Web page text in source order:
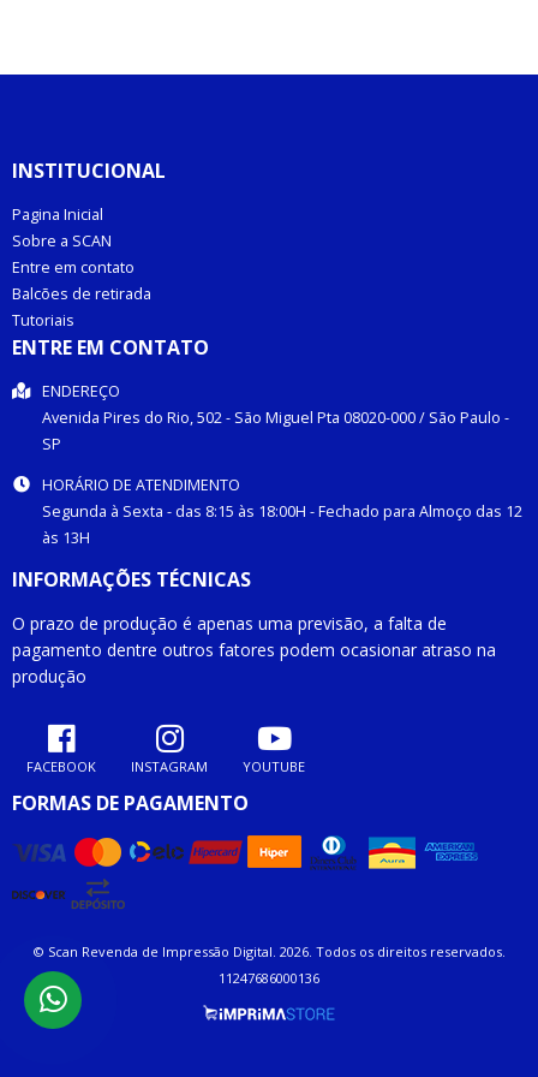
INSTITUCIONAL
Pagina Inicial
Sobre a SCAN
Entre em contato
Balcões de retirada
Tutoriais
ENTRE EM CONTATO
ENDEREÇO
Avenida Pires do Rio, 502 - São Miguel Pta 08020-000/ São Paulo -
SP
HORÁRIO DE ATENDIMENTO
Segunda à Sexta - das 8:15 às 18:00H - Fechado para Almoço das 12
às 13H
INFORMAÇÕES TÉCNICAS
O prazo de produção é apenas uma previsão, a falta de
pagamento dentre outros fatores podem ocasionar atraso na
produção
FACEBOOK INSTAGRAM YOUTUBE
FORMAS DE PAGAMENTO
© Scan Revenda de Impressão Digital. 2026. Todos os direitos reservados.
11247686000136